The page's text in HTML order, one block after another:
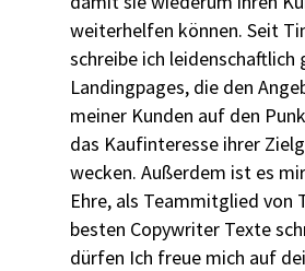
weiterhelfen können. Seit
schreibe ich leidenschaftlich
Landingpages, die den
meiner Kunden auf den
das Kaufinteresse ihrer
wecken. Außerdem ist es
Ehre, als Teammitglied von
besten Copywriter Texte
dürfen Ich freue mich auf